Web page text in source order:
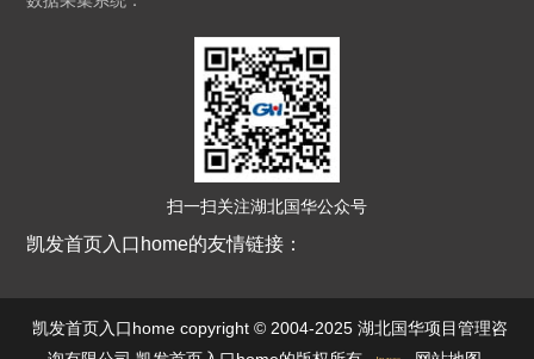
扫一扫关注湖北国华公众号
凯发首页入口home的友情链接：
凯发首页入口home copyright © 2004-2025 湖北国华项目管理咨